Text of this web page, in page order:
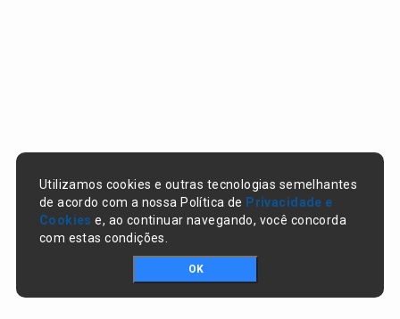
Utilizamos cookies e outras tecnologias semelhantes
de acordo com a nossa Política de Privacidade e
Cookies e, ao continuar navegando, você concorda
com estas condições.
OK